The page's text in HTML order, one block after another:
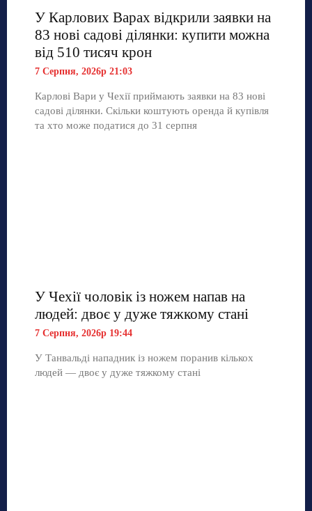
У Карлових Варах відкрили заявки на
83 нові садові ділянки: купити можна
від 510 тисяч крон
7 Серпня, 2026р 21:03
Карлові Вари у Чехії приймають заявки на 83 нові
садові ділянки. Скільки коштують оренда й купівля
та хто може податися до 31 серпня
У Чехії чоловік із ножем напав на
людей: двоє у дуже тяжкому стані
7 Серпня, 2026р 19:44
У Танвальді нападник із ножем поранив кількох
людей — двоє у дуже тяжкому стані